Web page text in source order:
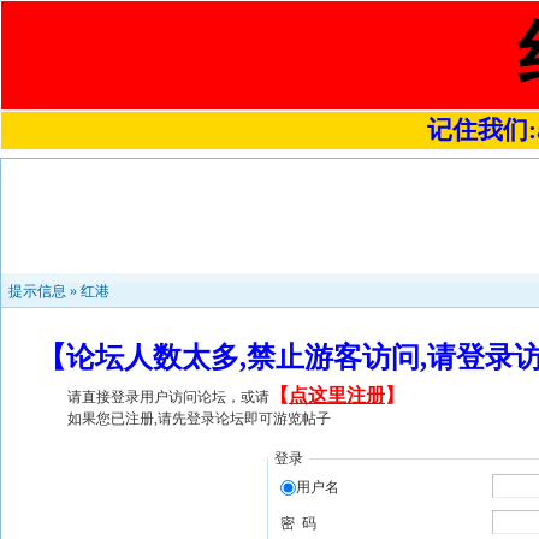
记住我们
提示信息 » 红港
【论坛人数太多,禁止游客访问,请登
请直接登录用户访问论坛，或请 【 点这里注册】
如果您已注册,请先登录论坛即可游览帖子
登录
用户名
密 码